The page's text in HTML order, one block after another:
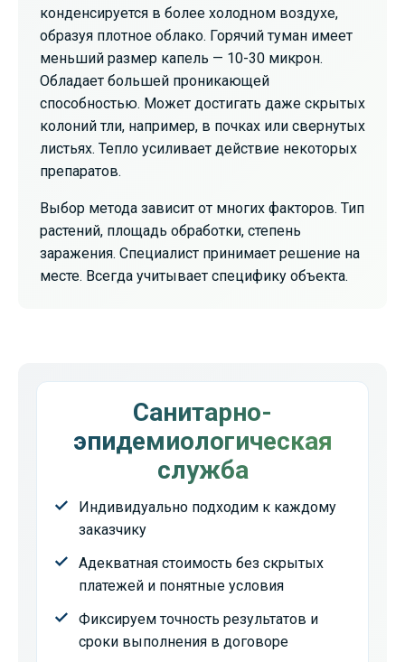
конденсируется в более холодном воздухе,
образуя плотное облако. Горячий туман имеет
меньший размер капель — 10-30 микрон.
Обладает большей проникающей
способностью. Может достигать даже скрытых
колоний тли, например, в почках или свернутых
листьях. Тепло усиливает действие некоторых
препаратов.
Выбор метода зависит от многих факторов. Тип
растений, площадь обработки, степень
заражения. Специалист принимает решение на
месте. Всегда учитывает специфику объекта.
Санитарно-
эпидемиологическая
служба
Индивидуально подходим к каждому
заказчику
Адекватная стоимость без скрытых
платежей и понятные условия
Фиксируем точность результатов и
сроки выполнения в договоре